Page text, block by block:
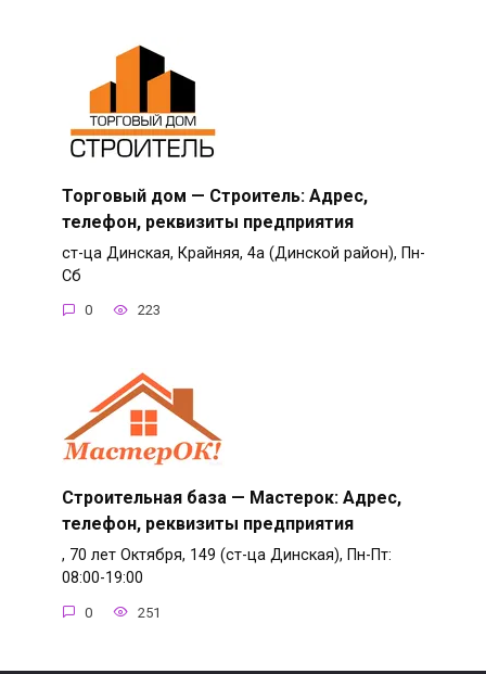
Торговый дом — Строитель: Адрес,
телефон, реквизиты предприятия
ст-ца Динская, Крайняя, 4а (Динской район), Пн-
Сб
0 223
Строительная база — Мастерок: Адрес,
телефон, реквизиты предприятия
, 70 лет Октября, 149 (ст-ца Динская), Пн-Пт:
08:00-19:00
0 251